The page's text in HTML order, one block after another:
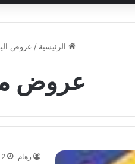
الرئيسية / عروض
عروض
رهام 12